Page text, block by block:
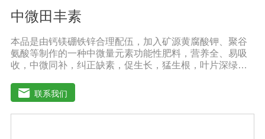
中微田丰素
本品是由钙镁硼铁锌合理配伍，加入矿源黄腐酸钾、聚谷
氨酸等制作的一种中微量元素功能性肥料，营养全、易吸
收，中微同补，纠正缺素，促生长，猛生根，叶片深绿，
物种个生长阶段的营养需求，预防作物因缺素引起的多种
病害，营养全面，肥效持久，改善作物品质，增产幅度大
大提高。适应作物：各种粮、棉、油等大田作物，瓜果蔬
联系我们